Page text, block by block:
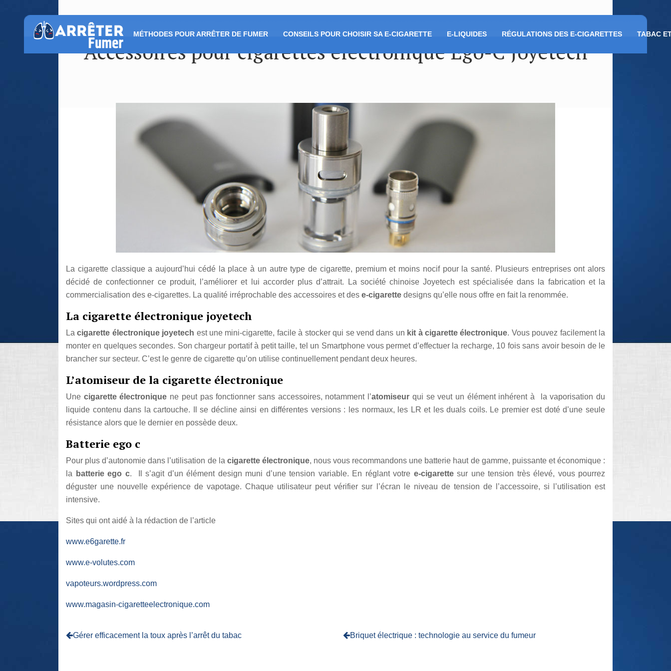
MÉTHODES POUR ARRÊTER DE FUMER CONSEILS POUR CHOISIR SA E-CIGARETTE E-LIQUIDES RÉGULATIONS DES E-CIGARETTES TABAC
Accessoires pour cigarettes électronique Ego-C Joyetech
La cigarette classique a aujourd’hui cédé la place à un autre type de cigarette, premium et moins nocif pour la santé. Plusieurs entreprises ont alors
décidé de confectionner ce produit, l’améliorer et lui accorder plus d’attrait. La société chinoise Joyetech est spécialisée dans la fabrication et la
commercialisation des e-cigarettes. La qualité irréprochable des accessoires et des e-cigarette designs qu’elle nous offre en fait la renommée.
La cigarette électronique joyetech
Lacigarette électronique joyetech est une mini-cigarette, facile à stocker qui se vend dans un kit à cigarette électronique. Vous pouvez facilement la
monter en quelques secondes. Son chargeur portatif à petit taille, tel un Smartphone vous permet d’effectuer la recharge, 10 fois sans avoir besoin de le
brancher sur secteur. C’est le genre de cigarette qu’on utilise continuellement pendant deux heures.
L’atomiseur de la cigarette électronique
Une cigarette électronique ne peut pas fonctionner sans accessoires, notamment l’atomiseur qui se veut un élément inhérent à la vaporisation du
liquide contenu dans la cartouche. Il se décline ainsi en différentes versions : les normaux, les LR et les duals coils. Le premier est doté d’une seule
résistance alors que le dernier en possède deux.
Batterie ego c
Pour plus d’autonomie dans l’utilisation de la cigarette électronique, nous vous recommandons une batterie haut de gamme, puissante et économique :
la
batterie ego c. Il s’agit d’un élément design muni d’une tension variable. En réglant votre e-cigarettesur une tension très élevé, vous pourrez
déguster une nouvelle expérience de vapotage. Chaque utilisateur peut vérifier sur l’écran le niveau de tension de l’accessoire, si l’utilisation est
intensive.
Sites qui ont aidé à la rédaction de l’article
www.e6garette.fr
www.e-volutes.com
vapoteurs.wordpress.com
www.magasin-cigaretteelectronique.com
Gérer efficacement la toux après l’arrêt du tabac Briquet électrique : technologie au service du fumeur